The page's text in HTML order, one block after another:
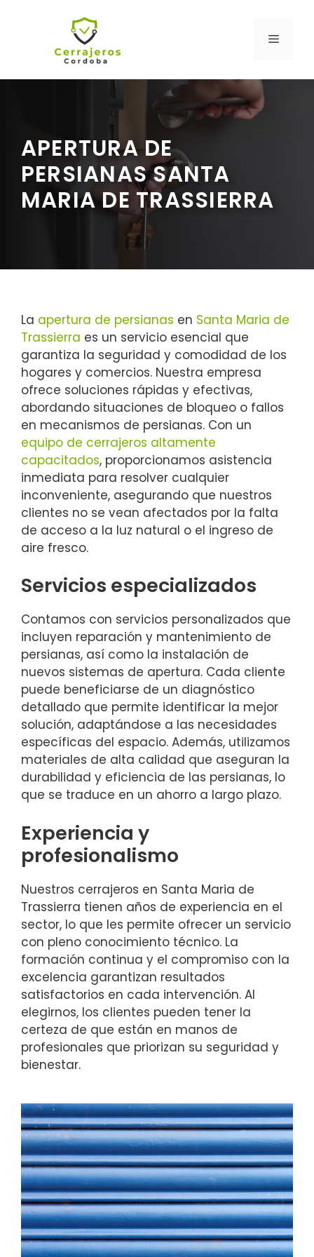
MENÚ
APERTURA DE
PERSIANAS SANTA
MARIA DE TRASSIERRA
La apertura de persianas en Santa Maria de
Trassierra es un servicio esencial que
garantiza la seguridad y comodidad de los
hogares y comercios. Nuestra empresa
ofrece soluciones rápidas y efectivas,
abordando situaciones de bloqueo o fallos
en mecanismos de persianas. Con un
equipo de cerrajeros altamente
capacitados, proporcionamos asistencia
inmediata para resolver cualquier
inconveniente, asegurando que nuestros
clientes no se vean afectados por la falta
de acceso a la luz natural o el ingreso de
aire fresco.
Servicios especializados
Contamos con servicios personalizados que
incluyen reparación y mantenimiento de
persianas, así como la instalación de
nuevos sistemas de apertura. Cada cliente
puede beneficiarse de un diagnóstico
detallado que permite identificar la mejor
solución, adaptándose a las necesidades
específicas del espacio. Además, utilizamos
materiales de alta calidad que aseguran la
durabilidad y eficiencia de las persianas, lo
que se traduce en un ahorro a largo plazo.
Experiencia y
profesionalismo
Nuestros cerrajeros en Santa Maria de
Trassierra tienen años de experiencia en el
sector, lo que les permite ofrecer un servicio
con pleno conocimiento técnico. La
formación continua y el compromiso con la
excelencia garantizan resultados
satisfactorios en cada intervención. Al
elegirnos, los clientes pueden tener la
certeza de que están en manos de
profesionales que priorizan su seguridad y
bienestar.